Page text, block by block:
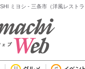
ミヨシ - 三条市（洋風レスト